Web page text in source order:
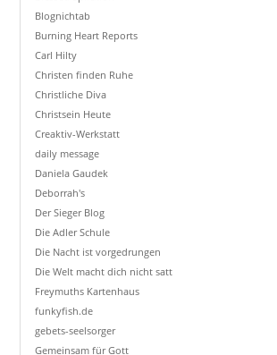
Blognichtab
Burning Heart Reports
Carl Hilty
Christen finden Ruhe
Christliche Diva
Christsein Heute
Creaktiv-Werkstatt
daily message
Daniela Gaudek
Deborrah's
Der Sieger Blog
Die Adler Schule
Die Nacht ist vorgedrungen
Die Welt macht dich nicht satt
Freymuths Kartenhaus
funkyfish.de
gebets-seelsorger
Gemeinsam für Gott